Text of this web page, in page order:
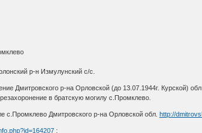
р-н Измулунский с/с.
Дмитровского р-на Орловской (до 13.07.1944г. Курской)
в братскую могилу с.Промклево.
с.Промклево Дмитровского р-на Орловской обл.http://
: